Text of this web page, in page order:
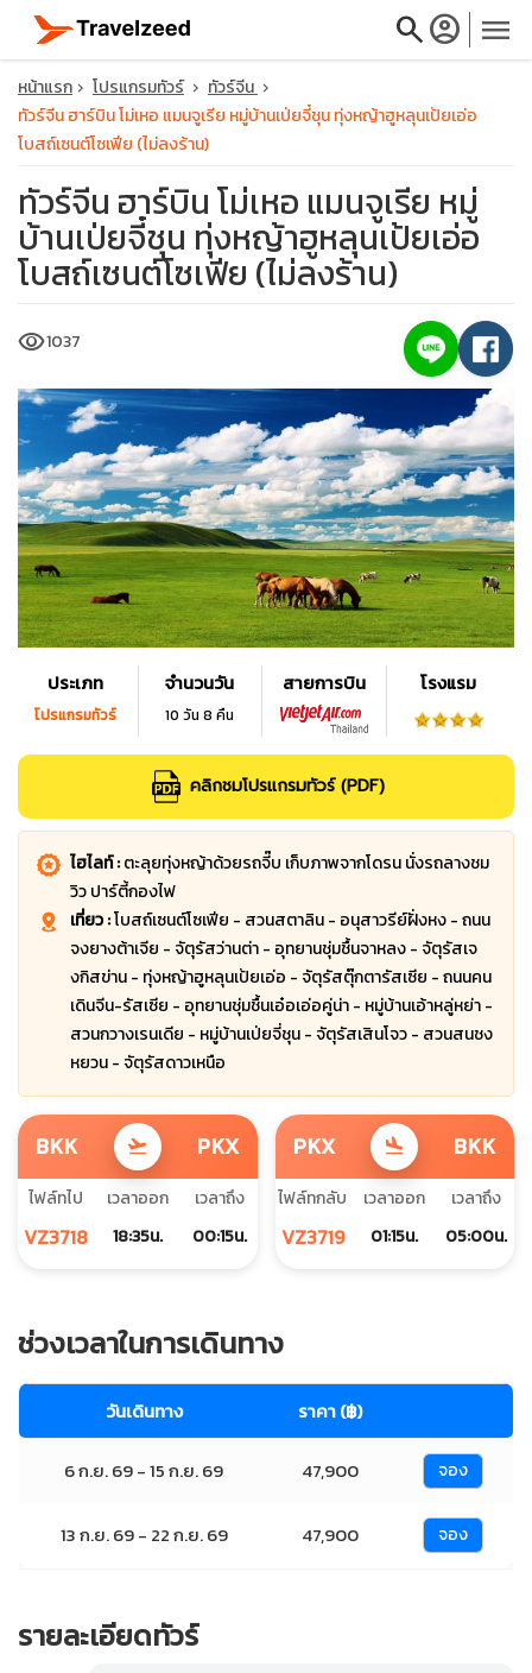
searchaccount_circle menu
close
travel_explore
calendar_month
search
หน้าแรก โปรแกรมทัวร์
ทัวร์จีน
ทัวร์จีน ฮาร์บิน โม่เหอ แมนจูเรีย หมู่บ้านเป่ยจี๋ชุน ทุ่งหญ้าฮูหลุนเป้ยเอ่อ
โบสถ์เซนต์โซเฟีย (ไม่ลงร้าน)
ทัวร์จีน ฮาร์บิน โม่เหอ แมนจูเรีย หมู่
บ้านเป่ยจี๋ชุน ทุ่งหญ้าฮูหลุนเป้ยเอ่อ
โบสถ์เซนต์โซเฟีย (ไม่ลงร้าน)
visibility1037
ประเภท
โปรแกรมทัวร์
จำนวนวัน
10 วัน 8 คืน
สายการบิน โรงแรม
คลิกชมโปรแกรมทัวร์ (PDF)
ไฮไลท์ :ตะลุยทุ่งหญ้าด้วยรถจี๊บ เก็บภาพจากโดรน นั่งรถลางชม
วิว ปาร์ตี้กองไฟ
เที่ยว :โบสถ์เซนต์โซเฟีย - สวนสตาลิน - อนุสาวรีย์ฝั่งหง - ถนน
จงยางต้าเจีย - จัตุรัสว่านต่า - อุทยานชุ่มชื้นจาหลง - จัตุรัสเจ
งกิสข่าน - ทุ่งหญ้าฮูหลุนเป้ยเอ่อ - จัตุรัสตุ๊กตารัสเซีย - ถนนคน
เดินจีน-รัสเซีย - อุทยานชุ่มชื้นเอ๋อเอ่อคู่น่า - หมู่บ้านเอ้าหลู่หย่า -
สวนกวางเรนเดีย - หมู่บ้านเป่ยจี่ชุน - จัตุรัสเสินโจว - สวนสนชง
หยวน - จัตุรัสดาวเหนือ
BKK flight_takeoff PKX
ไฟล์ทไป
VZ3718
เวลาออก
18:35น.
เวลาถึง
00:15น.
PKX flight_land BKK
ไฟล์ทกลับ
VZ3719
เวลาออก
01:15น.
เวลาถึง
05:00น.
ช่วงเวลาในการเดินทาง
วันเดินทาง ราคา (฿)
6 ก.ย. 69 - 15 ก.ย. 69 47,900 จอง
13 ก.ย. 69 - 22 ก.ย. 69 47,900 จอง
รายละเอียดทัวร์